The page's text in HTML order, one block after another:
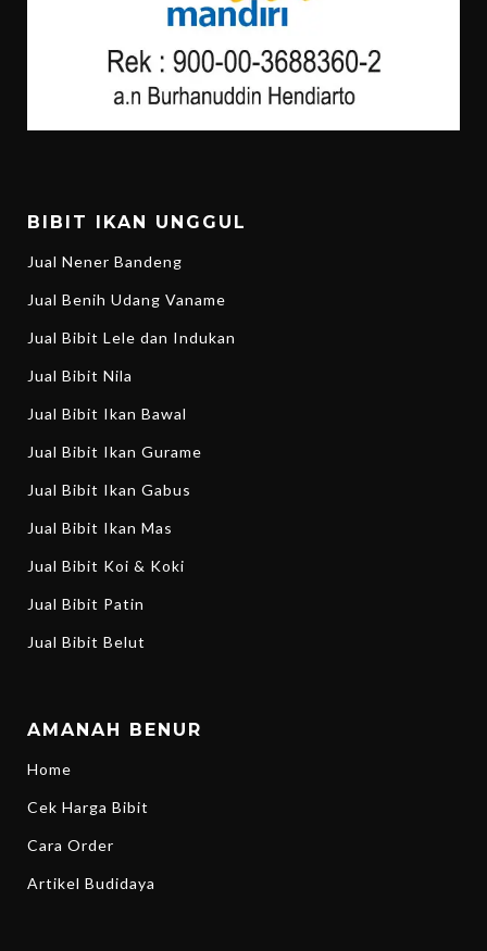
BIBIT IKAN UNGGUL
Jual Nener Bandeng
Jual Benih Udang Vaname
Jual Bibit Lele dan Indukan
Jual Bibit Nila
Jual Bibit Ikan Bawal
Jual Bibit Ikan Gurame
Jual Bibit Ikan Gabus
Jual Bibit Ikan Mas
Jual Bibit Koi & Koki
Jual Bibit Patin
Jual Bibit Belut
AMANAH BENUR
Home
Cek Harga Bibit
Cara Order
Artikel Budidaya